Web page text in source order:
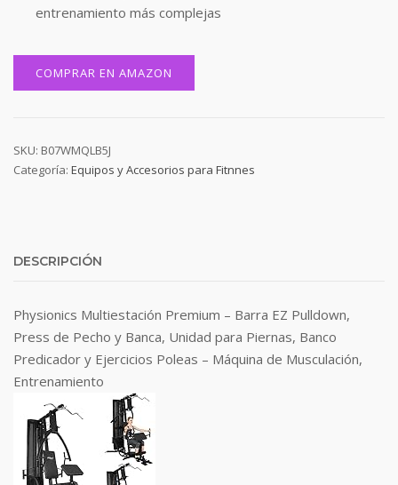
entrenamiento más complejas
COMPRAR EN AMAZON
SKU: B07WMQLB5J
Categoría: Equipos y Accesorios para Fitnnes
DESCRIPCIÓN
Physionics Multiestación Premium – Barra EZ Pulldown,
Press de Pecho y Banca, Unidad para Piernas, Banco
Predicador y Ejercicios Poleas – Máquina de Musculación,
Entrenamiento